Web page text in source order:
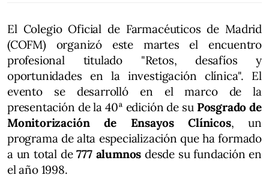
El Colegio Oficial de Farmacéuticos de Madrid
(COFM) organizó este martes el encuentro
profesional titulado "Retos, desafíos y
oportunidades en la investigación clínica". El
evento se desarrolló en el marco de la
presentación de la 40ª edición de su Posgrado de
Monitorización de Ensayos Clínicos, un
programa de alta especialización que ha formado
a un total de777 alumnosdesde su fundación en
el año 1998.